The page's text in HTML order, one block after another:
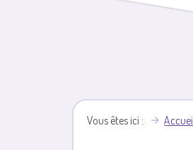
Vous êtes ici Accueil